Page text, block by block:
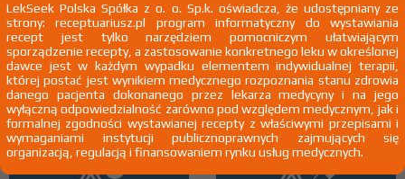
Wszystkie dawki leku ATC
LekSeek Polska Spółka z o. o. Sp.k. oświadcza, że udostępniany ze
strony: receptuariusz.pl program informatyczny do wystawiania
recept jest tylko narzędziem pomocniczym ułatwiającym
sporządzenie recepty, a zastosowanie konkretnego leku w określonej
dawce jest w każdym wypadku elementem indywidualnej terapii,
której postać jest wynikiem medycznego rozpoznania stanu zdrowia
danego pacjenta dokonanego przez lekarza medycyny i na jego
wyłączną odpowiedzialność zarówno pod względem medycznym, jak i
formalnej zgodności wystawianej recepty z właściwymi przepisami i
wymaganiami instytucji publicznoprawnych zajmujących się
organizacją, regulacją i finansowaniem rynku usług medycznych.